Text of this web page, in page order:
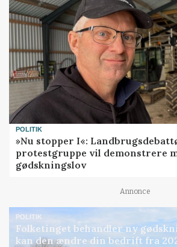
POLITIK
»Nu stopper I«:
protestgruppe vil demonstrere
gødskningslov
Annonce
POLITIK
Folketinget behandler ny
kan den ændre din bedrift fra